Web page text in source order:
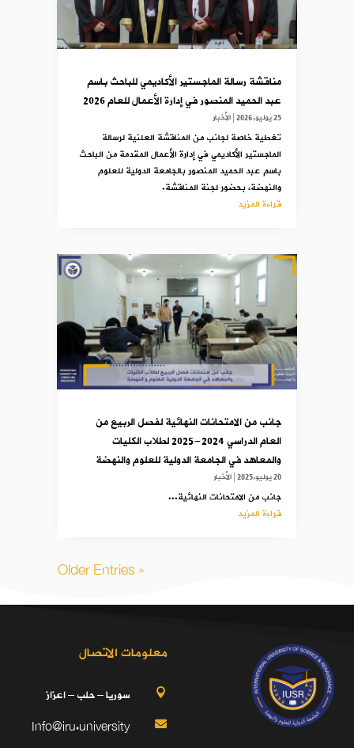
مناقشة رسالة الماجستير الأكاديمي للباحث باسم
عبد الحميد المنصور في إدارة الأعمال للعام 2026
25 يوليو,2026 |الأخبار
تغطية خاصة لجانب من المناقشة العلنية لرسالة
الماجستير الأكاديمي في إدارة الأعمال المقدمة من الباحث
باسم عبد الحميد المنصور بالجامعة الدولية للعلوم
والنهضة، بحضور لجنة المناقشة.
قراءة المزيد
جانب من الامتحانات النهائية لفصل الربيع من
العام الدراسي 2024-2025 لطلاب الكليات
والمعاهد في الجامعة الدولية للعلوم والنهضة
20 يوليو,2025 |الأخبار
جانب من الامتحانات النهائية...
قراءة المزيد
« Older Entries
معلومات الاتصال
 سوريا – حلب – اعزاز

Info@iru.university